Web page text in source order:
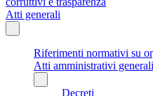
Atti generali
Riferimenti normativi su
Atti amministrativi generali
Decreti